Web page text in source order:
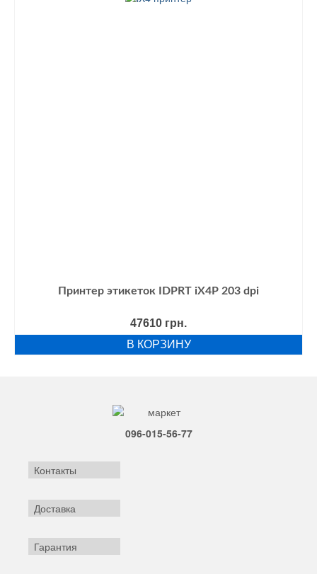
Принтер этикеток IDPRT iX4P 203 dpi
47610 грн.
В КОРЗИНУ
096-015-56-77
Контакты
Доставка
Гарантия